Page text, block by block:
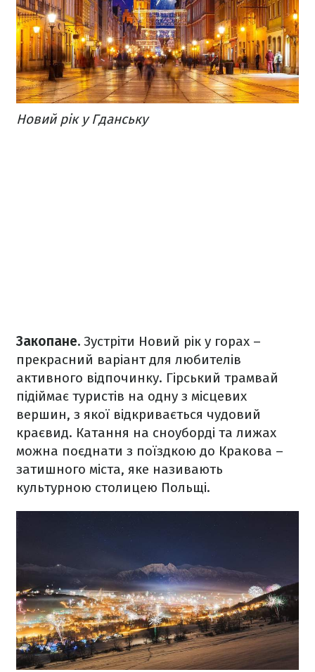
Новий рік у Гданську
Закопане. Зустріти Новий рік у горах –
прекрасний варіант для любителів
активного відпочинку. Гірський трамвай
підіймає туристів на одну з місцевих
вершин, з якої відкривається чудовий
краєвид. Катання на сноуборді та лижах
можна поєднати з поїздкою до Кракова –
затишного міста, яке називають
культурною столицею Польщі.